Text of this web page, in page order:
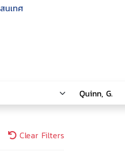
นเทศ
Clear Filters